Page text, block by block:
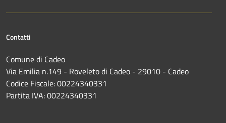
Contatti
Comune di Cadeo
Via Emilia n.149 - Roveleto di Cadeo - 29010 - Cadeo
Codice Fiscale: 00224340331
Partita IVA: 00224340331